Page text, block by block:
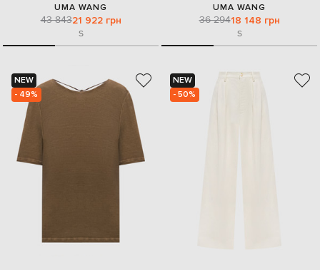
UMA WANG
43 84321 922 грн
S
UMA WANG
36 29418 148 грн
S
NEW
- 49%
NEW
- 50%